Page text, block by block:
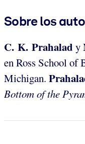
Sobre los
C. K. Prahalad y
en Ross School of
Michigan.
Bottom of the